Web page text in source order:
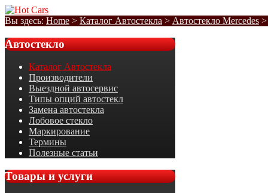
Вы здесь: Home > Каталог Автостекла > Автостекло Mercedes
Автостекло
Каталог Автостекла
Производители
Выездной автосервис
Типы опций автостекл
Замена автостекла
Лобовое стекло
Маркирование
Термины
Полезные статьи
Товарыи услуги